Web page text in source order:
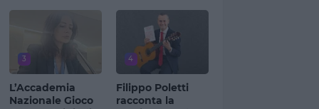
3
L’Accademia
Nazionale Gioco
4
Filippo Poletti
racconta la